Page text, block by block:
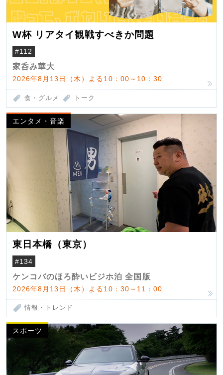
W杯 リアタイ観戦すべきか問題
#112
家呑み華大
2026年8月13日（木）よる10：00～10：30
食・グルメ トーク
エンタメ・音楽
東日本橋（東京）
#134
ケンコバのほろ酔いビジホ泊 全国版
2026年8月13日（木）よる10：30～11：00
情報・トレンド
スポーツ